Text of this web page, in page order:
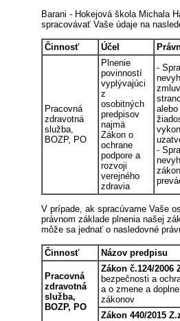
Barani - Hokejová škola Michala
spracovávať Vaše údaje na
Činnosť Účel
Pracovná
zdravotná
služba,
BOZP, PO
Plnenie
povinností
vyplývajúci
z
osobitných
predpisov
najmä
Zákon o
ochrane
podpore a
rozvoji
verejného
zdravia
-
-
V prípade, ak spracúvame Vaše
právnom základe plnenia našej
môže sa jednať o nasledovné
Činnosť Názov predpisu
Pracovná
zdravotná
služba,
BOZP, PO
Zákon č.124/2006
bezpečnosti a
a o zmene a
zákonov
Zákon 440/2015